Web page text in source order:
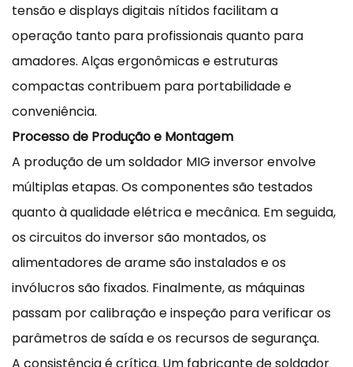
tensão e displays digitais nítidos facilitam a
operação tanto para profissionais quanto para
amadores. Alças ergonômicas e estruturas
compactas contribuem para portabilidade e
conveniência.
Processo de Produção e Montagem
A produção de um soldador MIG inversor envolve
múltiplas etapas. Os componentes são testados
quanto à qualidade elétrica e mecânica. Em seguida,
os circuitos do inversor são montados, os
alimentadores de arame são instalados e os
invólucros são fixados. Finalmente, as máquinas
passam por calibração e inspeção para verificar os
parâmetros de saída e os recursos de segurança.
A consistência é crítica. Um fabricante de soldador